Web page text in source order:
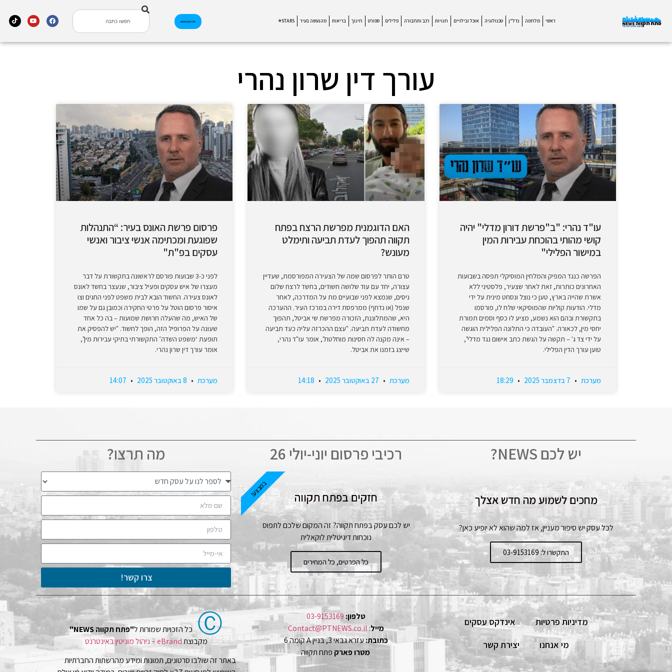
ראשי מלחמה נדל"ן טכנולוגיה אוכל ובילויים חנויות רכב ותחבורה פלילים ספורט חינוך בריאות מהנעשה בעיר STARS⭐ אינדקס עסקים
עורך דין שרון נהרי
עו"ד נהרי: "ב"פרשת דורון מדלי" יהיה
קושי מהותי בהוכחת עבירות המין
במישור הפלילי"
הפרשה כנגד המפיק והמלחין המוסיקלי תפסה בשבועות
האחרונים כותרות, זאת לאחר שצעיר, פלסטיני ללא
אשרת שהייה בארץ, טען כי נוצל ונסחט מינית על ידי
מדלי. הודעות קוליות שהמוסיקאי שלח לו, פורסמו
בתקשורת ובהם הוא נשמע, מציע לו כסף וסמים תמורת
יחסי מין, לכאורה. "העובדה כי התלונה הפלילית הוגשה
על ידי צד ג' – תקשה על הגשת כתב אישום נגד מדלי",
טוען עורך הדין הפלילי.
מערכת
האם הדוגמנית מפרשת הרצח בפתח
תקווה תהפוך לעדת תביעה ותימלט
מעונש?
טרם הותר לפרסום שמה של הצעירה המפורסמת, שעדיין
עצורה, יחד עם עוד שלושה חשודים, בחשד לרצח שלום
ניסים, שנמצא לפני שבועיים מת על המדרכה, לאחר
שנפל (או נדחף) ממרפסת דירה במרכז העיר. ההערכה
היא, שהמתלוננת, הזכורה מפרשת שי אביטל, תהפוך
מחשודה לעדת תביעה. "עצם ההכרזה עליה כעד תביעה
– אינה מקנה לה חסינות מוחלטת", אומר עו"ד נהרי,
שייצג בזמנו את אביטל.
מערכת
פרסום פרשת האונס בעיר: “התנהלות
שפוגעת ומכתימה אנשי ציבור ואנשי
עסקים בפ"ת"
לפני כ-3 שבועות פורסם לראשונה בתקשורת על דבר
מעצרו של איש עסקים ופעיל ציבור, שנעצר בחשד לאונס
לאונס צעירה. החשוד הובא לבית משפט לפני החגים וצו
איסור פרסום הוטל על פרטי החקירה וכמובן גם על שמו
של האיש, מה שהעלה חרושת שמועות – בה כל אחד
שעונה על הפרופיל הזה, הופך לחשוד. "יש להפסיק את
תופעת ‘משפט השדה’ התקשורתי בתיקי עבירות מין",
אומר עורך דין שרון נהרי.
מערכת
יש לכם NEWS?
מחכים לשמוע מה חדש אצלך
לכל עסק יש סיפור מעניין, אז למה שהוא לא יופיע כאן?
התקשרו ל: 03-9153169
רכיבי פרסום יוני-יולי 26
חזקים בפתח תקווה
יש לכם עסק בפתח תקווה? זה המקום שלכם לתפוס
נוכחות דיגיטלית לוקאלית
כל הפרטים, כל המחירים
במבצע!
מה תרצו?
צרו קשר!
מדיניות פרטיות
אינדקס עסקים
מי אנחנו
יצירת קשר
טלפון: 03-9153169
מייל:
Contact@PTNEWS.co.il
כתובת:עזרא גבאי 3, בניין A קומה 6
מטרו פארק פתח תקווה
Ⓒ כל הזכויות שמורות ל"פתח תקווה NEWS"
מקבוצתeBrand – ניהול מוניטין באינטרנט
באתר זה שולבו סרטונים, תמונות ומידע מהרשתות החברתיות